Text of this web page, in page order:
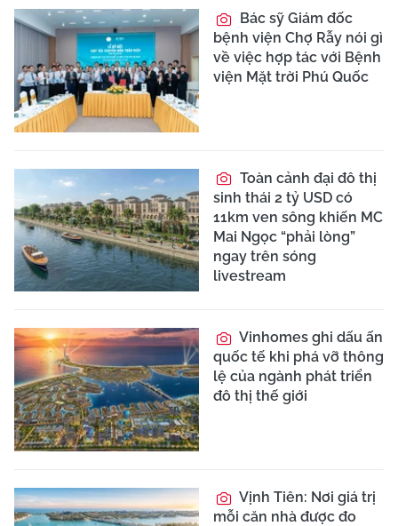
Bác sỹ Giám đốc
bệnh viện Chợ Rẫy nói gì
về việc hợp tác với Bệnh
viện Mặt trời Phú Quốc
Toàn cảnh đại đô thị
sinh thái 2 tỷ USD có
11km ven sông khiến MC
Mai Ngọc “phải lòng”
ngay trên sóng
livestream
Vinhomes ghi dấu ấn
quốc tế khi phá vỡ thông
lệ của ngành phát triển
đô thị thế giới
Vịnh Tiên: Nơi giá trị
mỗi căn nhà được đo